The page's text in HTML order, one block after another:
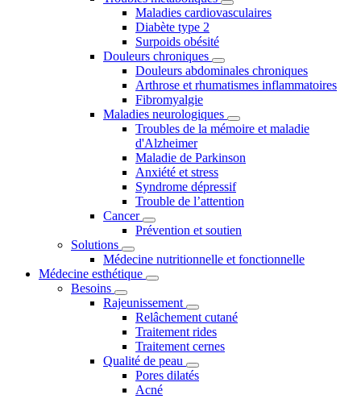
Maladies cardiovasculaires
Diabète type 2
Surpoids obésité
Douleurs chroniques
Douleurs abdominales chroniques
Arthrose et rhumatismes inflammatoires
Fibromyalgie
Maladies neurologiques
Troubles de la mémoire et maladie
d'Alzheimer
Maladie de Parkinson
Anxiété et stress
Syndrome dépressif
Trouble de l’attention
Cancer
Prévention et soutien
Solutions
Médecine nutritionnelle et fonctionnelle
Médecine esthétique
Besoins
Rajeunissement
Relâchement cutané
Traitement rides
Traitement cernes
Qualité de peau
Pores dilatés
Acné